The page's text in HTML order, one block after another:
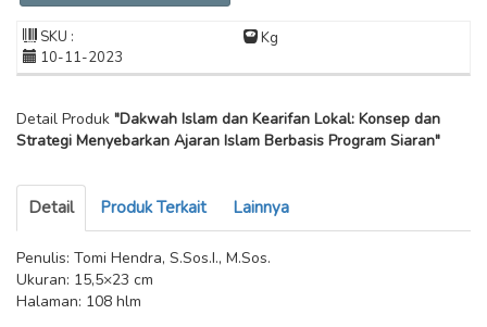
SKU :
Kg
10-11-2023
Detail Produk "Dakwah Islam dan Kearifan Lokal: Konsep dan
Strategi Menyebarkan Ajaran Islam Berbasis Program Siaran"
Detail Produk Terkait Lainnya
Penulis: Tomi Hendra, S.Sos.I., M.Sos.
Ukuran: 15,5×23 cm
Halaman: 108 hlm